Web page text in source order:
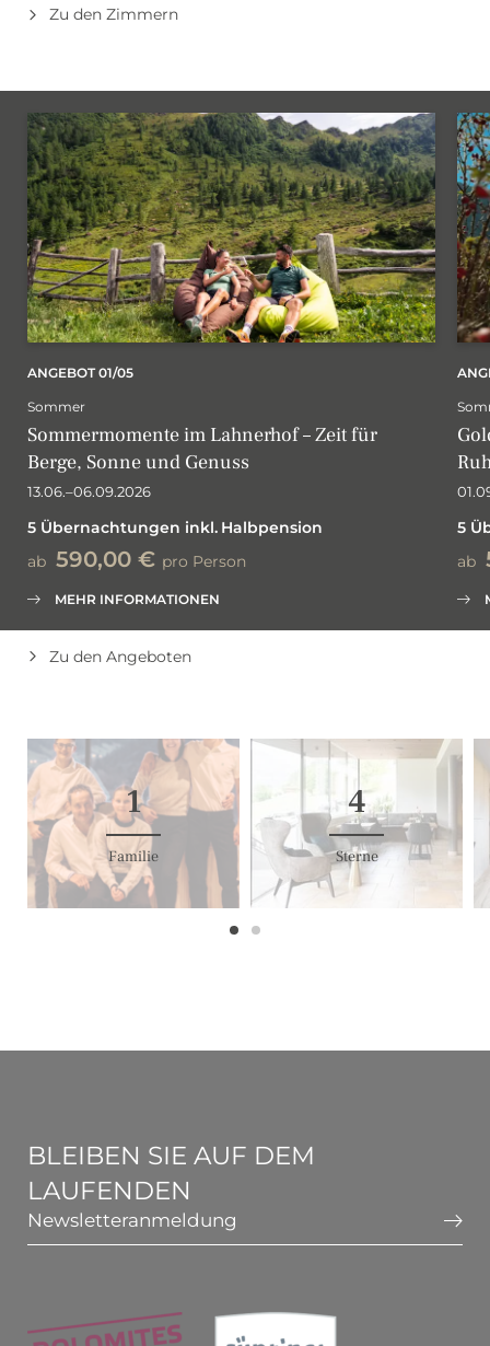
Zu den Zimmern
ANGEBOT 01/05
Sommer
Sommermomente im Lahnerhof – Zeit für
Berge, Sonne und Genuss
13.06.–06.09.2026
5 Übernachtungen inkl. Halbpension
ab 590,00 € pro Person
MEHR INFORMATIONEN
5
ab
Zu den Angeboten
1
Familie
4
Sterne
BLEIBEN SIE AUF DEM
LAUFENDEN
Newsletteranmeldung
JETZT ANMELDEN